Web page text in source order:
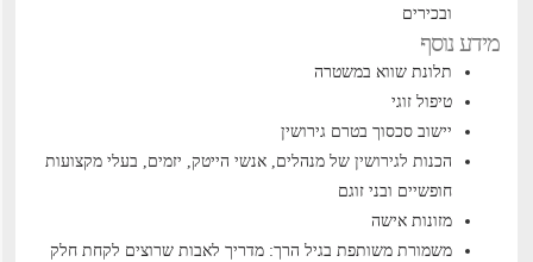
ובכירים
מידע נוסף
תלונת שווא במשטרה
טיפול זוגי
יישוב סכסוך בטרם גירושין
הכנות לגירושין של מנהלים, אנשי הייטק, יזמים, בעלי מקצועות
חופשיים ובני זוגם
מזונות אישה
משמורת משותפת בגיל הרך: מדריך לאבות שרוצים לקחת חלק